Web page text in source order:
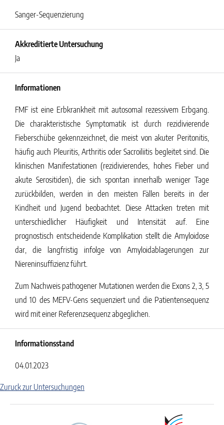
Sanger-Sequenzierung
Akkreditierte Untersuchung
Ja
Informationen
FMF ist eine Erbkrankheit mit autosomal rezessivem Erbgang.
Die charakteristische Symptomatik ist durch rezidivierende
Fieberschübe gekennzeichnet, die meist von akuter Peritonitis,
häufig auch Pleuritis, Arthritis oder Sacroiliitis begleitet sind. Die
klinischen Manifestationen (rezidivierendes, hohes Fieber und
akute Serositiden), die sich spontan innerhalb weniger Tage
zurückbilden, werden in den meisten Fällen bereits in der
Kindheit und Jugend beobachtet. Diese Attacken treten mit
unterschiedlicher Häufigkeit und Intensität auf. Eine
prognostisch entscheidende Komplikation stellt die Amyloidose
dar, die langfristig infolge von Amyloidablagerungen zur
Niereninsuffizienz führt.
Zum Nachweis pathogener Mutationen werden die Exons 2, 3, 5
und 10 des MEFV-Gens sequenziert und die Patientensequenz
wird mit einer Referenzsequenz abgeglichen.
Informationsstand
04.01.2023
Zuruck zur Untersuchungen